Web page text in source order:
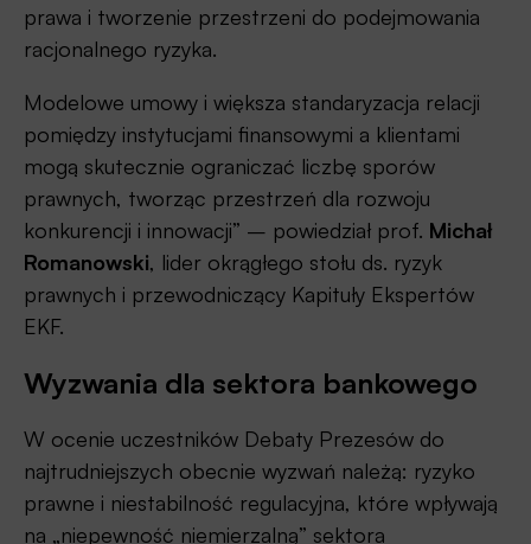
prawa i tworzenie przestrzeni do podejmowania
racjonalnego ryzyka.
Modelowe umowy i większa standaryzacja relacji
pomiędzy instytucjami finansowymi a klientami
mogą skutecznie ograniczać liczbę sporów
prawnych, tworząc przestrzeń dla rozwoju
konkurencji i innowacji” – powiedział prof. Michał
Romanowski, lider okrągłego stołu ds. ryzyk
prawnych i przewodniczący Kapituły Ekspertów
EKF.
Wyzwania dla sektora bankowego
W ocenie uczestników Debaty Prezesów do
najtrudniejszych obecnie wyzwań należą: ryzyko
prawne i niestabilność regulacyjna, które wpływają
na „niepewność niemierzalną” sektora